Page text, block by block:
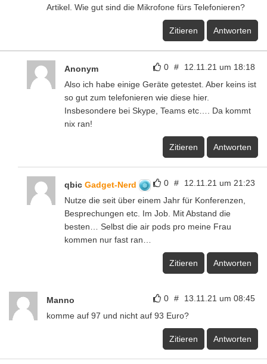
Artikel. Wie gut sind die Mikrofone fürs Telefonieren?
Zitieren Antworten
0 # 12.11.21 um 18:18
Anonym
Also ich habe einige Geräte getestet. Aber keins ist
so gut zum telefonieren wie diese hier.
Insbesondere bei Skype, Teams etc…. Da kommt
nix ran!
Zitieren Antworten
0 # 12.11.21 um 21:23
qbic Gadget-Nerd
Nutze die seit über einem Jahr für Konferenzen,
Besprechungen etc. Im Job. Mit Abstand die
besten… Selbst die air pods pro meine Frau
kommen nur fast ran…
Zitieren Antworten
0 # 13.11.21 um 08:45
Manno
komme auf 97 und nicht auf 93 Euro?
Zitieren Antworten